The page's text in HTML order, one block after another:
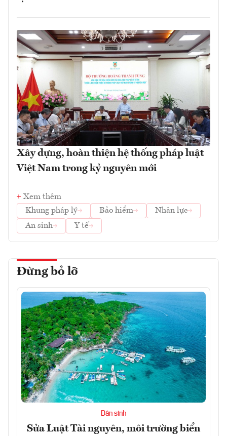
Xây dựng, hoàn thiện hệ thống pháp luật
Việt Nam trong kỷ nguyên mới
Xem thêm
Khung pháp lý
Bảo hiểm
Nhân lực
An sinh
Y tế
Đừng bỏ lỡ
Dân sinh
Sửa Luật Tài nguyên, môi trường biển